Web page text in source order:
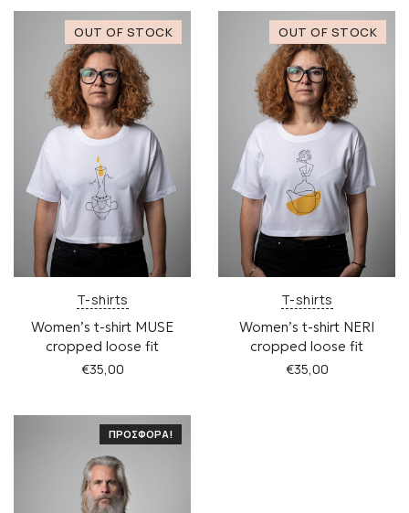
το
προϊόν
έχει
πολλαπλές
παραλλαγές.
Οι
επιλογές
μπορούν
επιλεγούν
στη
σελίδα
του
προϊόντος
το
προϊόν
έχει
πολλαπλές
παραλλαγές.
Οι
επιλογές
μπορούν
να
επιλεγούν
στη
σελίδα
του
προϊόντος
T-shirts
Women’s t-shirt MUSE
cropped loose fit
€35,00
το
προϊόν
έχει
πολλαπλές
παραλλαγές.
Οι
T-shirts
Women’s t-shirt NERI
cropped loose fit
€35,00
ΠΡΟΣΦΟΡΆ!